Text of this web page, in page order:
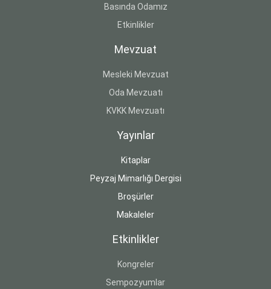
Basında Odamız
Etkinlikler
Mevzuat
Mesleki Mevzuat
Oda Mevzuatı
KVKK Mevzuatı
Yayınlar
Kitaplar
Peyzaj Mimarlığı Dergisi
Broşürler
Makaleler
Etkinlikler
Kongreler
Sempozyumlar